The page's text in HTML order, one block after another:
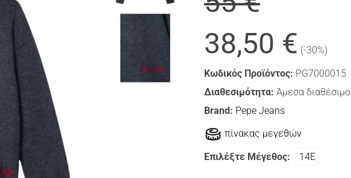
38,50 € (-30%)
Κωδικός Προϊόντος: PG7000015
Διαθεσιμότητα: Άμεσα διαθέσιμο
Brand: Pepe Jeans
πίνακας μεγεθών
Επιλέξτε Μέγεθος: 14Ε